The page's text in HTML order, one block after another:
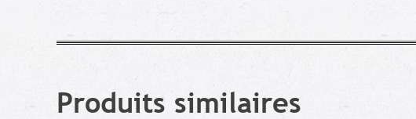
Produits similaires